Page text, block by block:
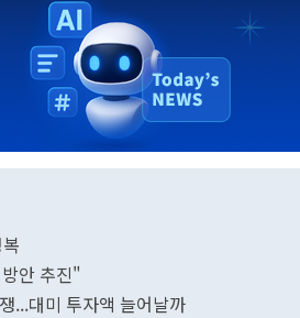
안 추진"
...대미 투자액 늘어날까